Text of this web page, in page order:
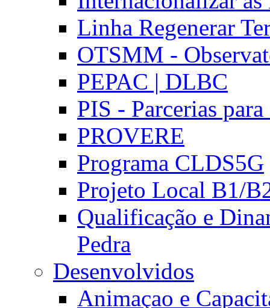
Linha Regenerar
OTSMM -
PEPAC | DLBC
PIS - Parcerias
PROVERE
Programa CLDS5G
Projeto Local B1/
Qualificação e
Pedra
Desenvolvidos
Animaçao e